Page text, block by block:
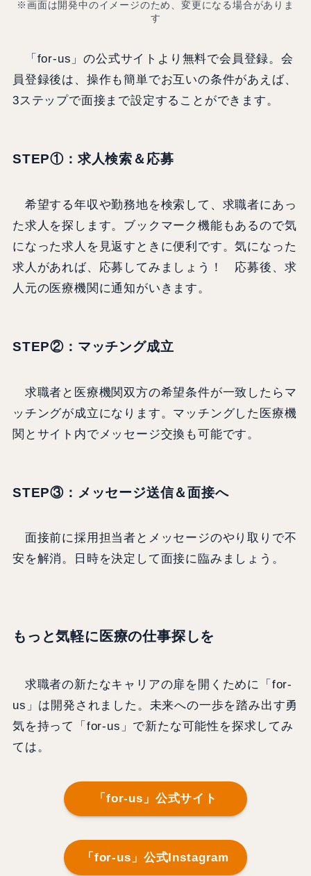
※画面は開発中のイメージのため、変更になる場合がありま
す
「for-us」の公式サイトより無料で会員登録。会
員登録後は、操作も簡単でお互いの条件があえば、
3ステップで面接まで設定することができます。
STEP①： 求人検索＆応募
希望する年収や勤務地を検索して、求職者にあっ
た求人を探します。ブックマーク機能もあるので気
になった求人を見返すときに便利です。気になった
求人があれば、応募してみましょう！ 応募後、求
人元の医療機関に通知がいきます。
STEP②： マッチング成立
求職者と医療機関双方の希望条件が一致したらマ
ッチングが成立になります。マッチングした医療機
関とサイト内でメッセージ交換も可能です。
STEP③： メッセージ送信＆面接へ
面接前に採用担当者とメッセージのやり取りで不
安を解消。日時を決定して面接に臨みましょう。
もっと気軽に医療の仕事探しを
求職者の新たなキャリアの扉を開くために「for-
us」は開発されました。未来への一歩を踏み出す勇
気を持って「for-us」で新たな可能性を探求してみ
ては。
「for-us」公式サイト
「for-us」公式Instagram